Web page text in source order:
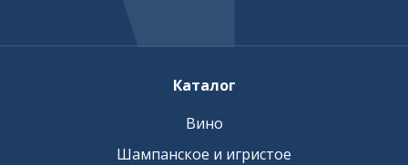
Каталог
Вино
Шампанское и игристое